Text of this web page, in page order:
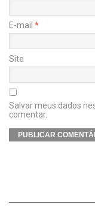
E-mail *
Site
Salvar meus dados
comentar.